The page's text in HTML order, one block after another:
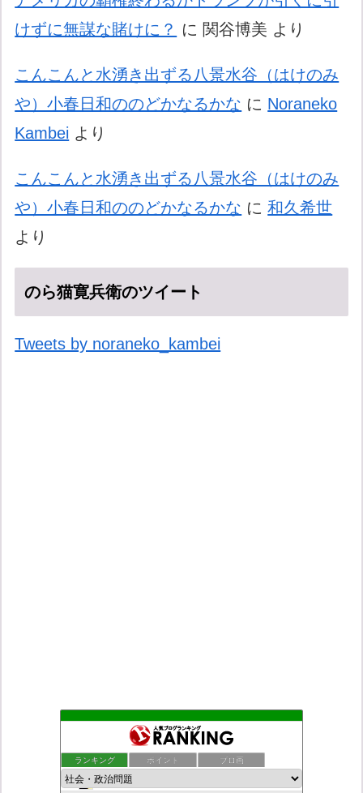
けずに無謀な賭けに？ に 関谷博美 より
こんこんと水湧き出ずる八景水谷（はけのみ
や）小春日和ののどかなるかな に Noraneko
Kambei より
こんこんと水湧き出ずる八景水谷（はけのみ
や）小春日和ののどかなるかな に和久希世
より
のら猫寛兵衛のツイート
Tweets by noraneko_kambei
ランキング ポイント ブロ画
もえるあじあ
死神タカ位置サナエのオイルショックドクトリン憲法改悪計画！
恥を知れ、恥を
5位 ダリチョコ dalichoko